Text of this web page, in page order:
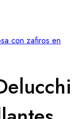
con zafiros en